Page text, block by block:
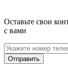
Оставьте свои
с вами